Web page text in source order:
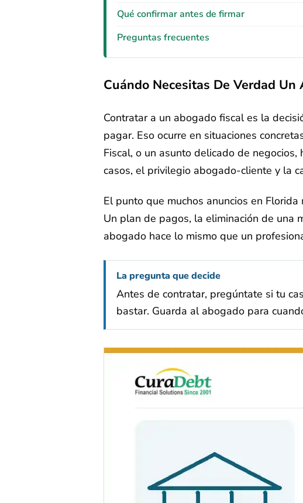
Qué confirmar antes de firmar
Preguntas frecuentes
Cuándo Necesitas De Verdad Un
Contratar a un abogado fiscal es la
pagar. Eso ocurre en situaciones
Fiscal, o un asunto delicado de
casos, el privilegio abogado-cliente y la
El punto que muchos anuncios en
Un plan de pagos, la eliminación de una
abogado hace lo mismo que un
La pregunta que decide
Antes de contratar, pregúntate si tu
bastar. Guarda al abogado para